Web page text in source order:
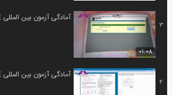
3
01:08
آمادگی آزمون بین المللی FE و PE قسمت...
4
آمادگی آزمون بین المللی FE و PE قسمت...